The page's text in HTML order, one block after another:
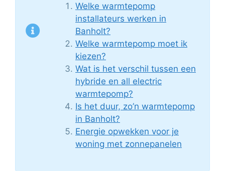
Welke warmtepomp
installateurs werken in
Banholt?
Welke warmtepomp moet ik
kiezen?
Wat is het verschil tussen een
hybride en all electric
warmtepomp?
Is het duur, zo’n warmtepomp
in Banholt?
Energie opwekken voor je
woning met zonnepanelen